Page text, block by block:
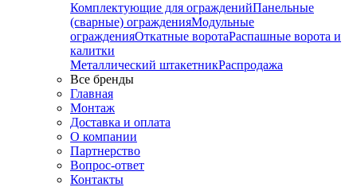
Комплектующие для огражденийПанельные
(сварные) огражденияМодульные
огражденияОткатные воротаРаспашные ворота и
калитки
Металлический штакетникРаспродажа
Все бренды
Главная
Монтаж
Доставка и оплата
О компании
Партнерство
Вопрос-ответ
Контакты